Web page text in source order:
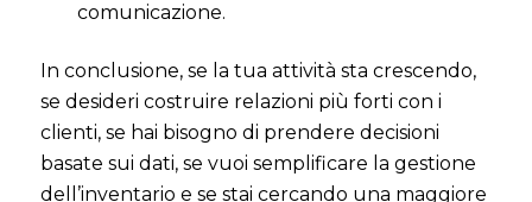
comunicazione.
In conclusione, se la tua attività sta crescendo,
se desideri costruire relazioni più forti con i
clienti, se hai bisogno di prendere decisioni
basate sui dati, se vuoi semplificare la gestione
dell’inventario e se stai cercando una maggiore